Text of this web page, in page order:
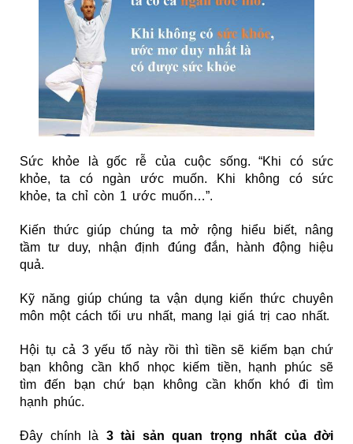
Sức khỏe là gốc rễ của cuộc sống. “Khi có sức
khỏe, ta có ngàn ước muốn. Khi không có sức
khỏe, ta chỉ còn 1 ước muốn…”.
Kiến thức giúp chúng ta mở rộng hiểu biết, nâng
tầm tư duy, nhận định đúng đắn, hành động hiệu
quả.
Kỹ năng giúp chúng ta vận dụng kiến thức chuyên
môn một cách tối ưu nhất, mang lại giá trị cao nhất.
Hội tụ cả 3 yếu tố này rồi thì tiền sẽ kiếm bạn chứ
bạn không cần khổ nhọc kiếm tiền, hạnh phúc sẽ
tìm đến bạn chứ bạn không cần khốn khó đi tìm
hạnh phúc.
Đây chính là 3 tài sản quan trọng nhất của đời